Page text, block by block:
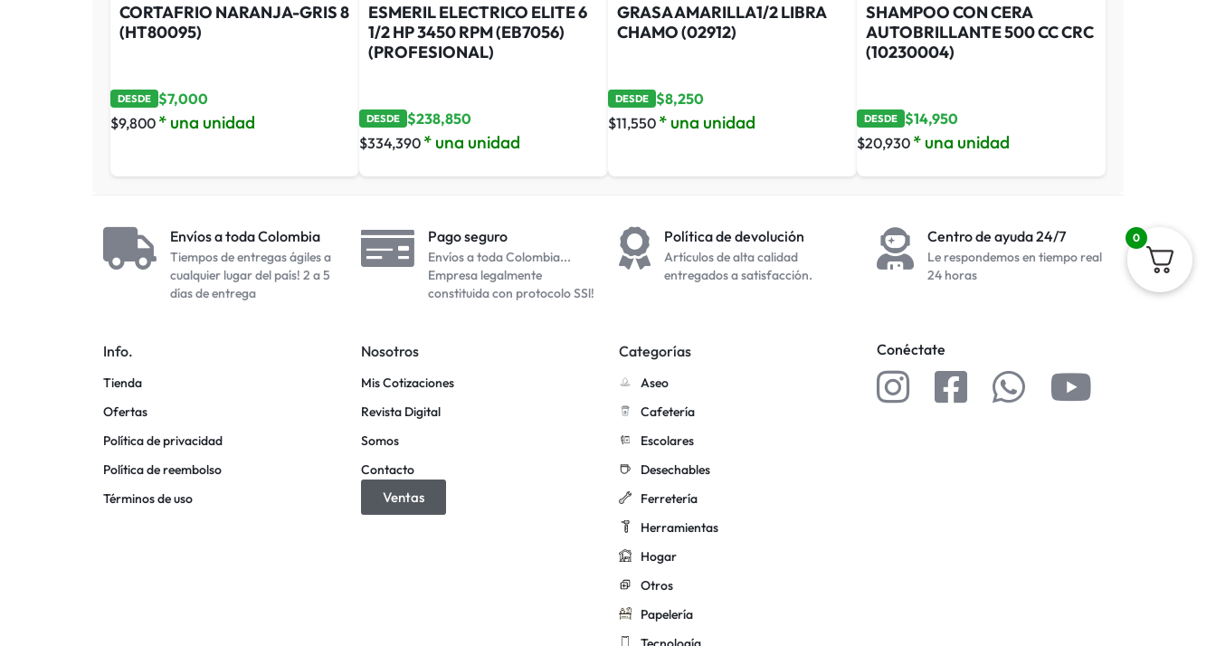
CORTAFRIO NARANJA-GRIS 8
(HT80095)
DESDE $7,000
$9,800 * una unidad
ESMERIL ELECTRICO ELITE 6
1/2 HP 3450 RPM (EB7056)
(PROFESIONAL)
DESDE $238,850
$334,390 * una unidad
GRASA AMARILLA1/2 LIBRA
CHAMO (02912)
DESDE $8,250
$11,550 * una unidad
SHAMPOO CON CERA
AUTOBRILLANTE 500 CC CRC
(10230004)
DESDE $14,950
$20,930 * una unidad
Envíos a toda Colombia
Tiempos de entregas ágiles a
cualquier lugar del país! 2 a 5
días de entrega
Pago seguro
Envíos a toda Colombia...
Empresa legalmente
constituida con protocolo SSl!
Política de devolución
Artículos de alta calidad
entregados a satisfacción.
Centro de ayuda 24/7
Le respondemos en tiempo real
24 horas
Info.
Tienda
Ofertas
Política de privacidad
Política de reembolso
Términos de uso
Nosotros
Mis Cotizaciones
Revista Digital
Somos
Contacto
Ventas
Categorías
Aseo
Cafetería
Escolares
Desechables
Ferretería
Herramientas
Hogar
Otros
Papelería
Conéctate
0